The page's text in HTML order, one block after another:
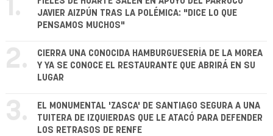
1.
JAVIER AIZPÚN TRAS LA POLÉMICA: "DICE LO QUE
PENSAMOS MUCHOS"
2.
CIERRA UNA CONOCIDA HAMBURGUESERÍA DE LA MOREA
Y YA SE CONOCE EL RESTAURANTE QUE ABRIRÁ EN SU
LUGAR
3.
EL MONUMENTAL 'ZASCA' DE SANTIAGO SEGURA A UNA
TUITERA DE IZQUIERDAS QUE LE ATACÓ PARA DEFENDER
LOS RETRASOS DE RENFE